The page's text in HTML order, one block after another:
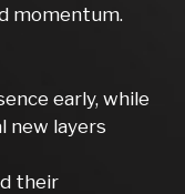
momentum.
early, while
new layers
their